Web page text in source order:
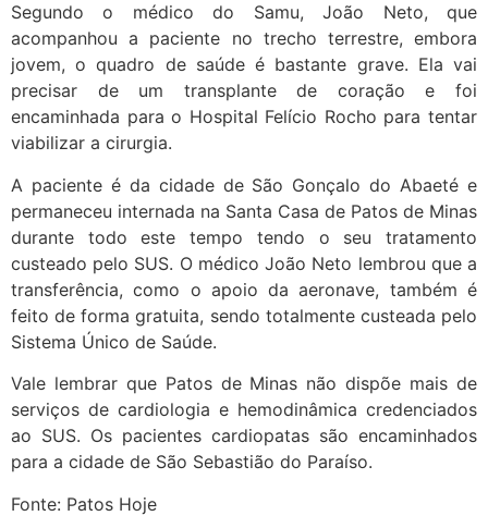
Segundo o médico do Samu, João Neto, que
acompanhou a paciente no trecho terrestre, embora
jovem, o quadro de saúde é bastante grave. Ela vai
precisar de um transplante de coração e foi
encaminhada para o Hospital Felício Rocho para tentar
viabilizar a cirurgia.
A paciente é da cidade de São Gonçalo do Abaeté e
permaneceu internada na Santa Casa de Patos de Minas
durante todo este tempo tendo o seu tratamento
custeado pelo SUS. O médico João Neto lembrou que a
transferência, como o apoio da aeronave, também é
feito de forma gratuita, sendo totalmente custeada pelo
Sistema Único de Saúde.
Vale lembrar que Patos de Minas não dispõe mais de
serviços de cardiologia e hemodinâmica credenciados
ao SUS. Os pacientes cardiopatas são encaminhados
para a cidade de São Sebastião do Paraíso.
Fonte: Patos Hoje